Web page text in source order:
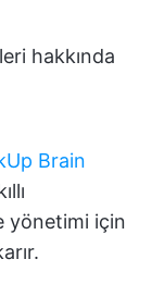
hakkında
Brain
yönetimi için